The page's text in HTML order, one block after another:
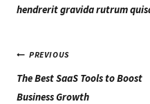
hendrerit gravida rutrum
Navegação
De
PREVIOUS
The Best SaaS Tools to Boost
Business Growth